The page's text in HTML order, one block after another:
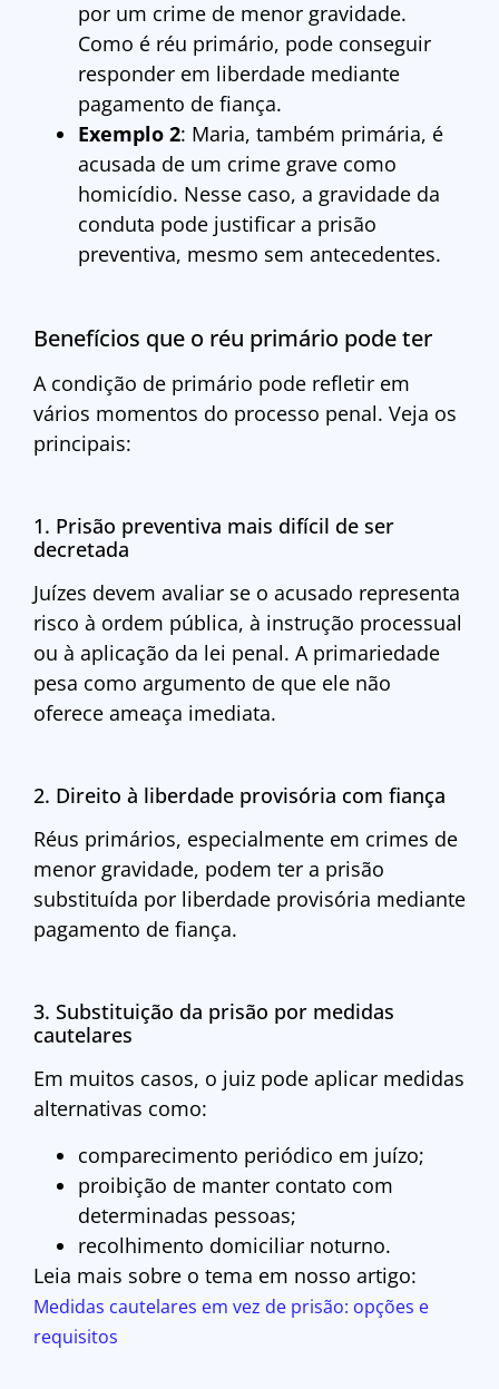
por um crime de menor gravidade.
Como é réu primário, pode conseguir
responder em liberdade mediante
pagamento de fiança.
Exemplo 2: Maria, também primária, é
acusada de um crime grave como
homicídio. Nesse caso, a gravidade da
conduta pode justificar a prisão
preventiva, mesmo sem antecedentes.
Benefícios que o réu primário pode ter
A condição de primário pode refletir em
vários momentos do processo penal. Veja os
principais:
1. Prisão preventiva mais difícil de ser
decretada
Juízes devem avaliar se o acusado representa
risco à ordem pública, à instrução processual
ou à aplicação da lei penal. A primariedade
pesa como argumento de que ele não
oferece ameaça imediata.
2. Direito à liberdade provisória com fiança
Réus primários, especialmente em crimes de
menor gravidade, podem ter a prisão
substituída por liberdade provisória mediante
pagamento de fiança.
3. Substituição da prisão por medidas
cautelares
Em muitos casos, o juiz pode aplicar medidas
alternativas como:
comparecimento periódico em juízo;
proibição de manter contato com
determinadas pessoas;
recolhimento domiciliar noturno.
Leia mais sobre o tema em nosso artigo:
Medidas cautelares em vez de prisão: opções e
requisitos